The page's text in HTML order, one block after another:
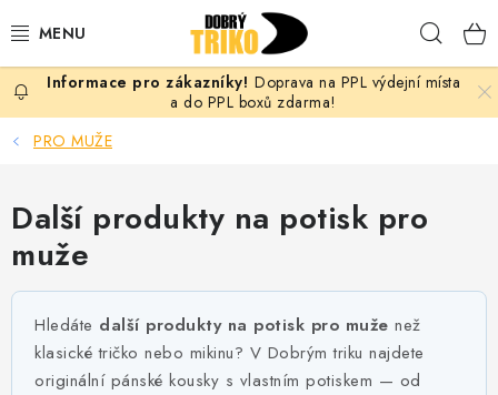
na
PRO ŽENY
PRO MUŽE
PRO DĚTI
DOPLŇKY
PRO PÁRY
VLASTNÍ MOTIV
Doprava na PPL výdejní místa
a do PPL boxů zdarma!
PRO MUŽE
Další produkty na potisk pro
muže
Hledáte další produkty na potisk pro muže než
klasické tričko nebo mikinu? V Dobrým triku najdete
originální pánské kousky s vlastním potiskem — od